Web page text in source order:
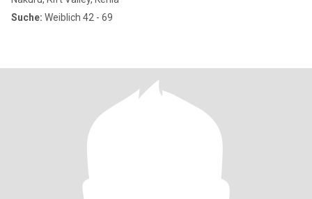
Suche: Weiblich 42 - 69